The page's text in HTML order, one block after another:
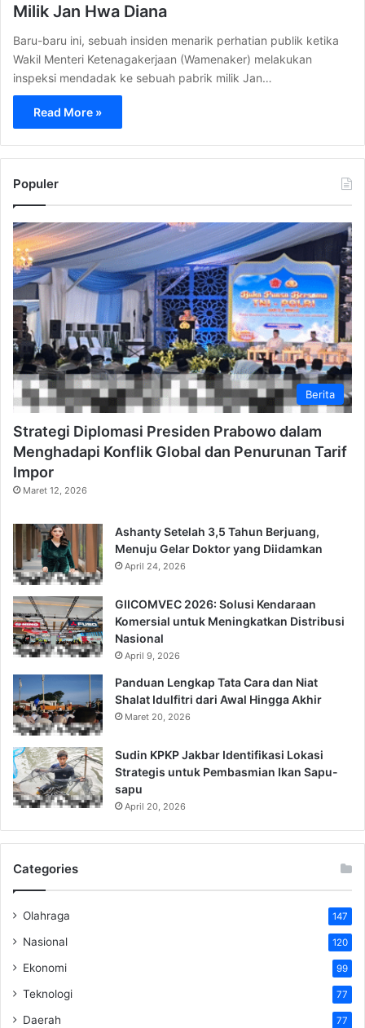
Milik Jan Hwa Diana
Baru-baru ini, sebuah insiden menarik perhatian publik ketika
Wakil Menteri Ketenagakerjaan (Wamenaker) melakukan
inspeksi mendadak ke sebuah pabrik milik Jan…
Read More »
Populer
Berita
Strategi Diplomasi Presiden Prabowo dalam
Menghadapi Konflik Global dan Penurunan Tarif
Impor
Maret 12, 2026
Ashanty Setelah 3,5 Tahun Berjuang,
Menuju Gelar Doktor yang Diidamkan
April 24, 2026
GIICOMVEC 2026: Solusi Kendaraan
Komersial untuk Meningkatkan Distribusi
Nasional
April 9, 2026
Panduan Lengkap Tata Cara dan Niat
Shalat Idulfitri dari Awal Hingga Akhir
Maret 20, 2026
Sudin KPKP Jakbar Identifikasi Lokasi
Strategis untuk Pembasmian Ikan Sapu-
sapu
April 20, 2026
Categories
Olahraga 147
Nasional 120
Ekonomi 99
Teknologi 77
Daerah 77